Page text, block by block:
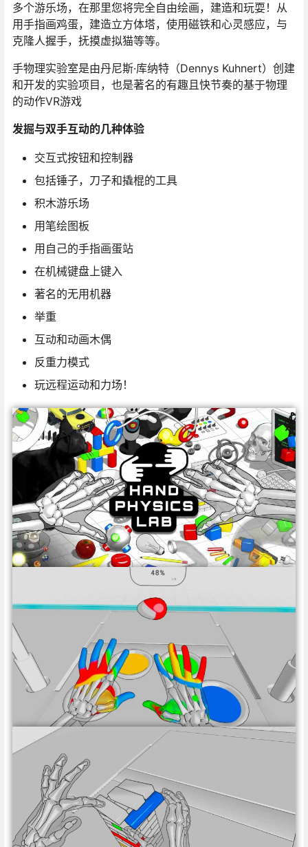
多个游乐场，在那里您将完全自由绘画，建造和玩耍！从
用手指画鸡蛋，建造立方体塔，使用磁铁和心灵感应，与
克隆人握手，抚摸虚拟猫等等。
手物理实验室是由丹尼斯·库纳特（Dennys Kuhnert）创建
和开发的实验项目，也是著名的有趣且快节奏的基于物理
的动作VR游戏
发掘与双手互动的几种体验
交互式按钮和控制器
包括锤子，刀子和撬棍的工具
积木游乐场
用笔绘图板
用自己的手指画蛋站
在机械键盘上键入
著名的无用机器
举重
互动和动画木偶
反重力模式
玩远程运动和力场！